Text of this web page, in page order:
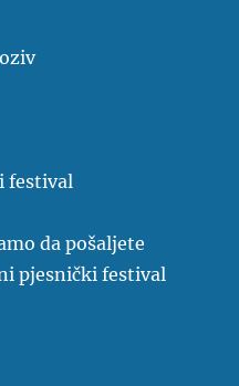
festival
da pošaljete
pjesnički festival